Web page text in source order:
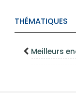
THÉMATIQUES
Meilleurs